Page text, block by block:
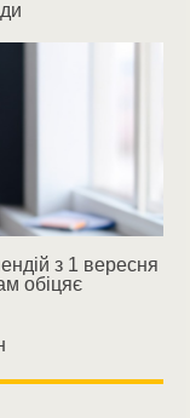
з 1 вересня
обіцяє